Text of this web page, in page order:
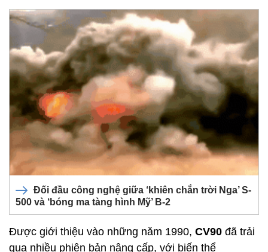
Đối đầu công nghệ giữa ‘khiên chắn trời Nga’ S-
500 và ‘bóng ma tàng hình Mỹ’ B‑2
Được giới thiệu vào những năm 1990, CV90 đã trải
qua nhiều phiên bản nâng cấp, với biến thể